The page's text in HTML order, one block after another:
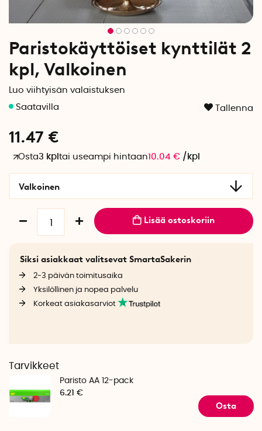
Paristokäyttöiset kynttilät 2
kpl, Valkoinen
Luo viihtyisän valaistuksen
Tallenna
11.47 €
Osta3 kpl tai useampi hintaan10.04 € / kpl
Valkoinen
Lisää ostoskoriin
Siksi asiakkaat valitsevat SmartaSakerin
2-3 päivän toimitusaika
Yksilöllinen ja nopea palvelu
Korkeat asiakasarviot
Tarvikkeet
Paristo AA 12-pack
6.21 €
Osta